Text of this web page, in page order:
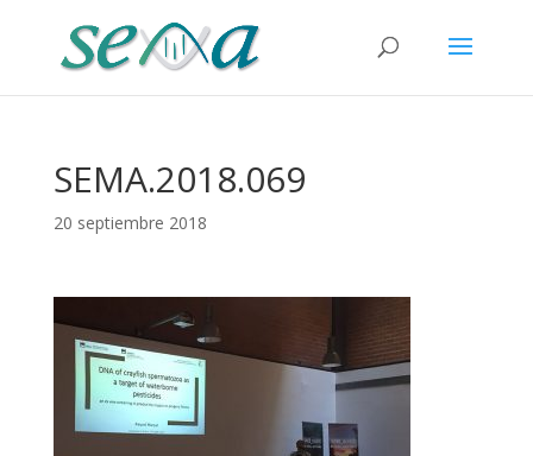
SEMA.2018.069
20 septiembre 2018